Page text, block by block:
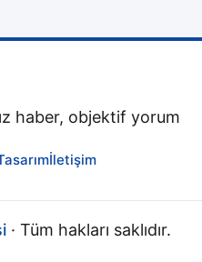
haber, objektif yorum
İletişim
· Tüm hakları saklıdır.